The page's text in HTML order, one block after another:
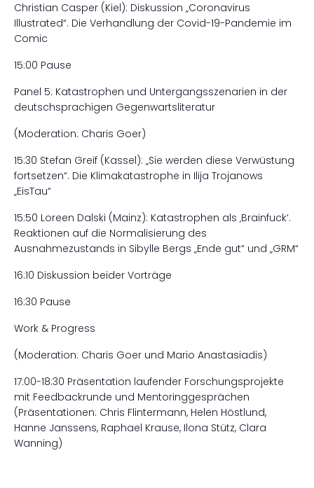
Christian Casper (Kiel): Diskussion „Coronavirus
Illustrated“. Die Verhandlung der Covid-19-Pandemie im
Comic
15:00 Pause
Panel 5: Katastrophen und Untergangsszenarien in der
deutschsprachigen Gegenwartsliteratur
(Moderation: Charis Goer)
15:30 Stefan Greif (Kassel): „Sie werden diese Verwüstung
fortsetzen“. Die Klimakatastrophe in Ilija Trojanows
„EisTau“
15:50 Loreen Dalski (Mainz): Katastrophen als ‚Brainfuck‘.
Reaktionen auf die Normalisierung des
Ausnahmezustands in Sibylle Bergs „Ende gut“ und „GRM“
16:10 Diskussion beider Vorträge
16:30 Pause
Work & Progress
(Moderation: Charis Goer und Mario Anastasiadis)
17:00-18:30 Präsentation laufender Forschungsprojekte
mit Feedbackrunde und Mentoringgesprächen
(Präsentationen: Chris Flintermann, Helen Höstlund,
Hanne Janssens, Raphael Krause, Ilona Stütz, Clara
Wanning)